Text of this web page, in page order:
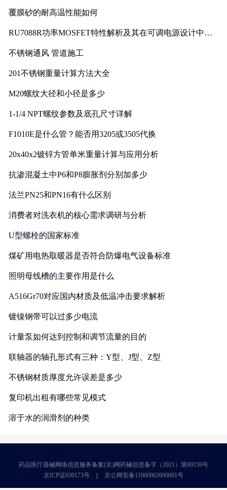
覆膜砂的耐高温性能如何
RU7088R功率MOSFET特性解析及其在可调电源设计中的
不锈钢通风 管道施工
201不锈钢重量计算方法大全
M20螺纹大径和小径是多少
1-1/4 NPT螺纹参数及底孔尺寸详解
F1010E是什么管？能否用3205或3505代换
20x40x2镀锌方管单米重量计算与应用分析
抗渗混凝土中P6和P8膨胀剂分别加多少
法兰PN25和PN16有什么区别
消费者对洗衣机的核心需求调研与分析
U型螺栓的国家标准
煤矿用电热取暖器是否符合防爆电气设备标准
照明母线槽的主要作用是什么
A516Gr70对应国内材质及低温冲击要求解析
镀镍钢带可以过多少电流
计量泵如何达到控制和调节流量的目的
联轴器的轴孔形式有三种：Y型、J型、Z型
不锈钢材质厚度允许误差是多少
复印机出租有哪些常见模式
溶于水的润滑剂的种类
药品医疗器械网络信息服务备案(京)网药械信息备字（2021）第00159号
京ICP证030173号
京公网安备11000002000001号